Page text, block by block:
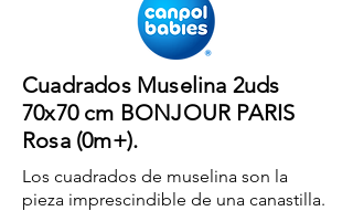
Cuadrados Muselina 2uds
70x70 cm BONJOUR PARIS
Rosa (0m+).
Los cuadrados de muselina son la
pieza imprescindible de una canastilla.